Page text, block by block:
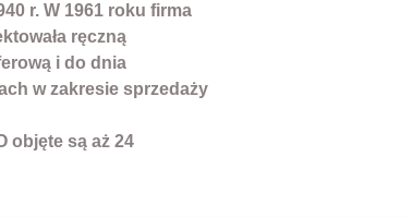
r. W 1961 roku firma
ręczną
i do dnia
w zakresie sprzedaży
objęte są aż 24